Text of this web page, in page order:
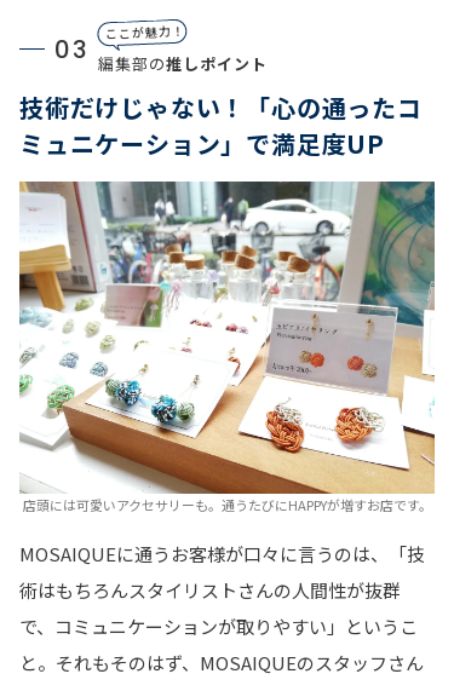
03
ここが魅力！
編集部の推しポイント
技術だけじゃない！「心の通ったコ
ミュニケーション」で満足度UP
店頭には可愛いアクセサリーも。通うたびにHAPPYが増すお店です。
MOSAIQUEに通うお客様が口々に言うのは、「技
術はもちろんスタイリストさんの人間性が抜群
で、コミュニケーションが取りやすい」というこ
と。それもそのはず、MOSAIQUEのスタッフさん